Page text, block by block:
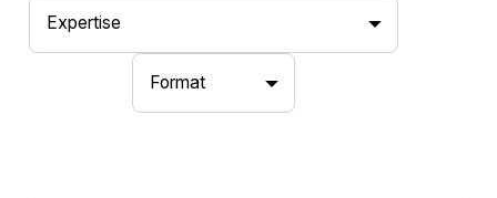
Format
Expertise